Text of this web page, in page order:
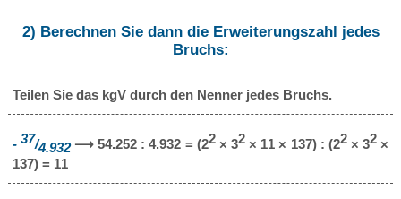
2) Berechnen Sie dann die Erweiterungszahl jedes
Bruchs:
Teilen Sie das kgV durch den Nenner jedes Bruchs.
- 37/4.932 ⟶ 54.252 : 4.932 = (22× 32 × 11 × 137) : (22× 32 ×
137) = 11